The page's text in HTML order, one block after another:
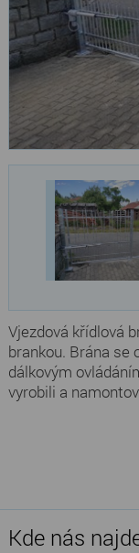
Vjezdová křídlová
brankou. Brána se
dálkovým
vyrobili a
Kde nás